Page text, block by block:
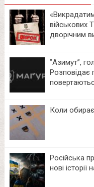
військових
дворічним
⁨”Азимут”,
Розповідає
Коли
Російська
нові історії